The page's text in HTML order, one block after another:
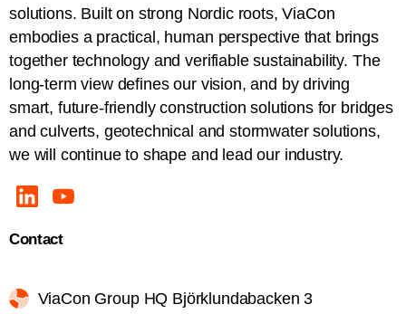
solutions. Built on strong Nordic roots, ViaCon
embodies a practical, human perspective that brings
together technology and verifiable sustainability. The
long-term view defines our vision, and by driving
smart, future-friendly construction solutions for bridges
and culverts, geotechnical and stormwater solutions,
we will continue to shape and lead our industry.
Contact
ViaCon Group HQ Björklundabacken 3